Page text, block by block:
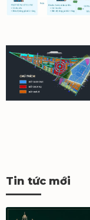
Tin tức mới